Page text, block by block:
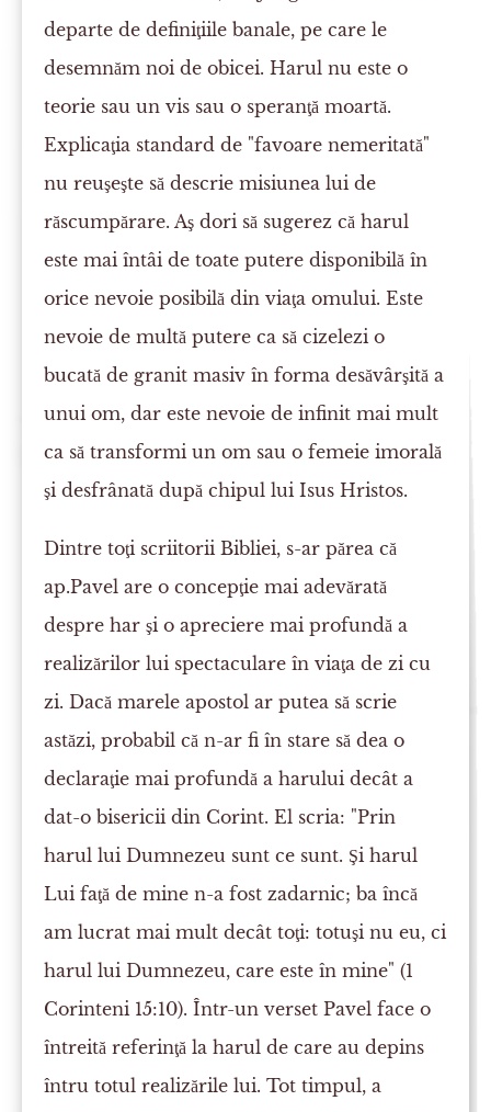
departe de definiţiile banale, pe care le
desemnăm noi de obicei. Harul nu este o
teorie sau un vis sau o speranţă moartă.
Explicaţia standard de "favoare nemeritată"
nu reuşeşte să descrie misiunea lui de
răscumpărare. Aş dori să sugerez că harul
este mai întâi de toate putere disponibilă în
orice nevoie posibilă din viaţa omului. Este
nevoie de multă putere ca să cizelezi o
bucată de granit masiv în forma desăvârşită a
unui om, dar este nevoie de infinit mai mult
ca să transformi un om sau o femeie imorală
şi desfrânată după chipul lui Isus Hristos.
Dintre toţi scriitorii Bibliei, s-ar părea că
ap.Pavel are o concepţie mai adevărată
despre har şi o apreciere mai profundă a
realizărilor lui spectaculare în viaţa de zi cu
zi. Dacă marele apostol ar putea să scrie
astăzi, probabil că n-ar fi în stare să dea o
declaraţie mai profundă a harului decât a
dat-o bisericii din Corint. El scria: "Prin
harul lui Dumnezeu sunt ce sunt. Şi harul
Lui faţă de mine n-a fost zadarnic; ba încă
am lucrat mai mult decât toţi: totuşi nu eu, ci
harul lui Dumnezeu, care este în mine" (1
Corinteni 15:10). Într-un verset Pavel face o
întreită referinţă la harul de care au depins
întru totul realizările lui. Tot timpul, a